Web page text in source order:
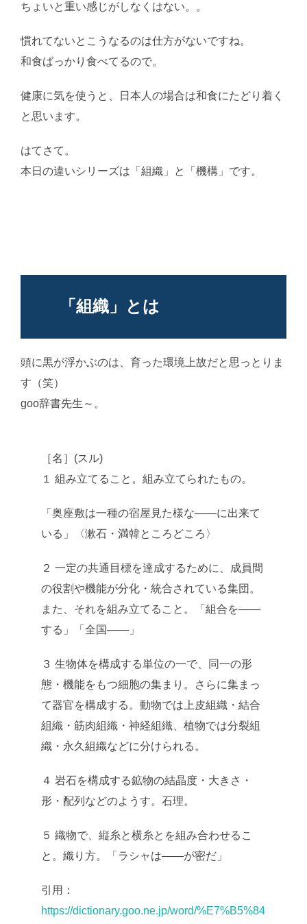
ちょいと重い感じがしなくはない。。
慣れてないとこうなるのは仕方がないですね。
和食ばっかり食べてるので。
健康に気を使うと、日本人の場合は和食にたどり着く
と思います。
はてさて。
本日の違いシリーズは「組織」と「機構」です。
「組織」とは
頭に黒が浮かぶのは、育った環境上故だと思っとりま
す（笑）
goo辞書先生～。
［名］(スル)
１ 組み立てること。組み立てられたもの。
「奥座敷は一種の宿屋見た様な――に出来て
いる」〈漱石・満韓ところどころ〉
２ 一定の共通目標を達成するために、成員間
の役割や機能が分化・統合されている集団。
また、それを組み立てること。「組合を――
する」「全国――」
３ 生物体を構成する単位の一で、同一の形
態・機能をもつ細胞の集まり。さらに集まっ
て器官を構成する。動物では上皮組織・結合
組織・筋肉組織・神経組織、植物では分裂組
織・永久組織などに分けられる。
４ 岩石を構成する鉱物の結晶度・大きさ・
形・配列などのようす。石理。
５ 織物で、縦糸と横糸とを組み合わせるこ
と。織り方。「ラシャは――が密だ」
引用：
https://dictionary.goo.ne.jp/word/%E7%B5%84